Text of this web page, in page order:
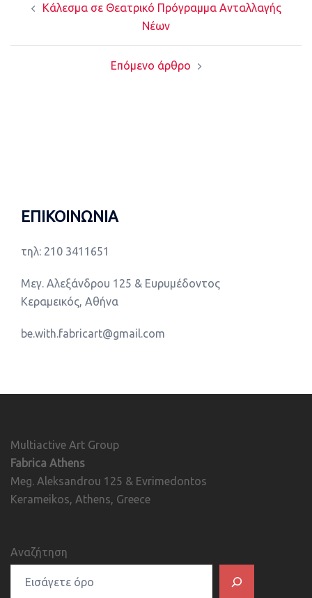
navigation
Kάλεσμα σε Θεατρικό Πρόγραμμα Ανταλλαγής
Νέων
Επόμενο άρθρο
ΕΠΙΚΟΙΝΩΝΙΑ
τηλ: 210 3411651
Μεγ. Αλεξάνδρου 125 & Ευρυμέδοντος
Κεραμεικός, Αθήνα
be.with.fabricart@gmail.com
Multiactive Art Group
Fabrica Athens
Meg. Aleksandrou 125 & Evrimedontos
Kerameikos, Athens, Greece
Αναζήτηση